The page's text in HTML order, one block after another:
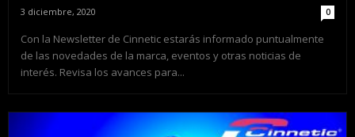
3 diciembre, 2020 0
Con la Newsletter de Cinnetic estarás informado puntualmente
de las novedades de la marca, eventos y otras noticias de
interés. Revisa los avances para...